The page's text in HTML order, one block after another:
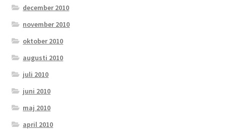
december 2010
november 2010
oktober 2010
augusti 2010
juli 2010
juni 2010
maj 2010
april 2010